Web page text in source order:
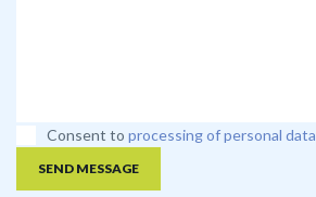
Consent to processing of personal data
SEND MESSAGE